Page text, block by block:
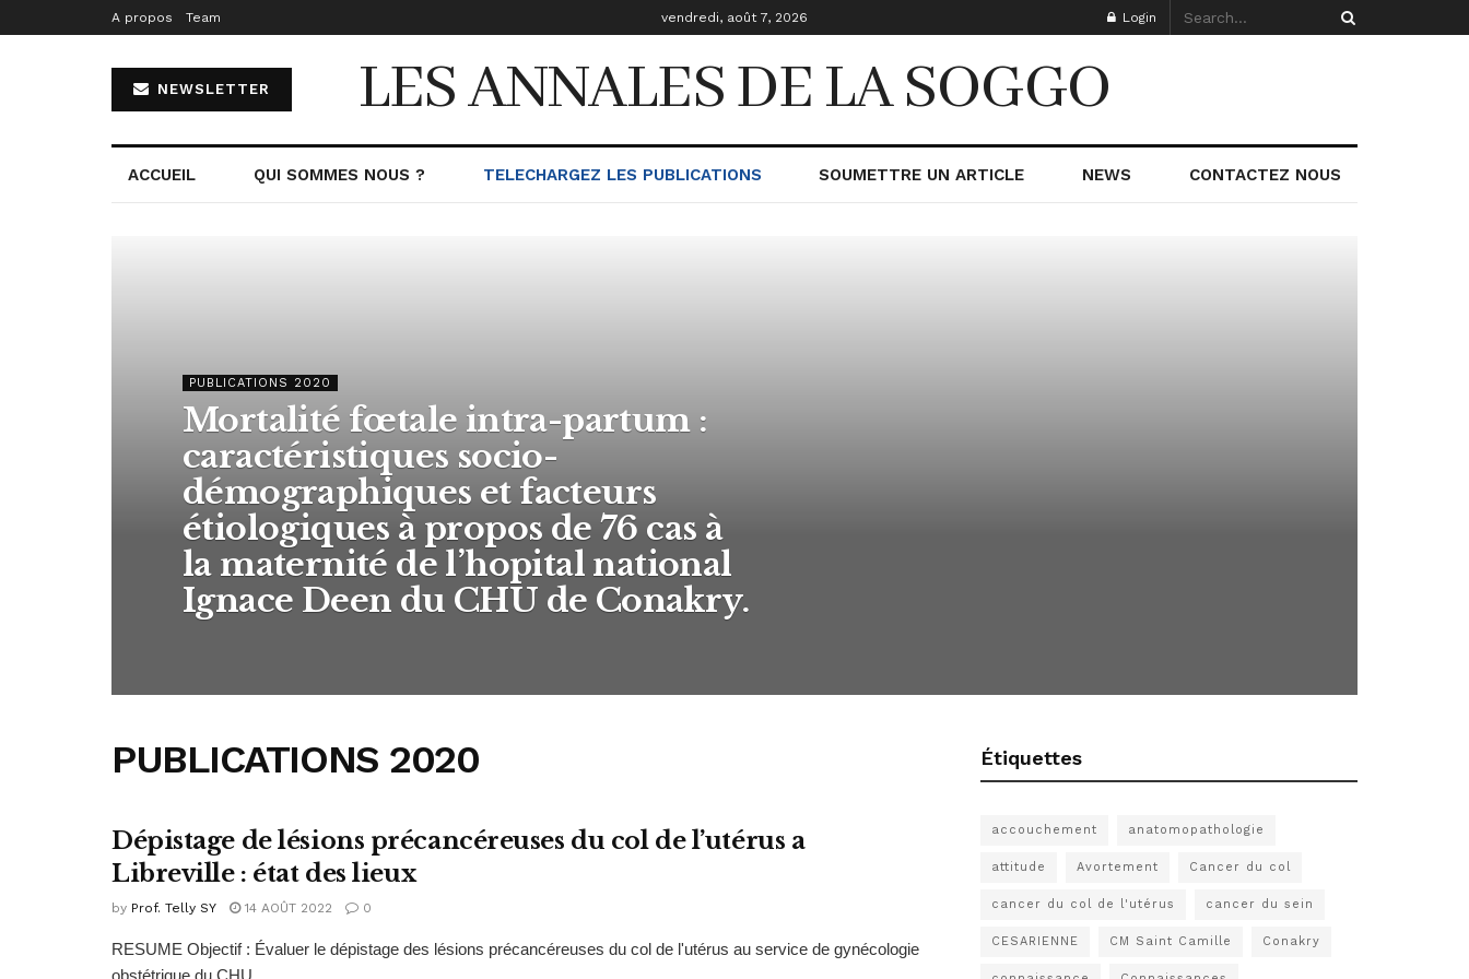
A propos Team vendredi, août 7, 2026 Login
NEWSLETTER LES ANNALES DE LA SOGGO
ACCUEIL QUI SOMMES NOUS ? TELECHARGEZ LES PUBLICATIONS SOUMETTRE UN ARTICLE NEWS CONTACTEZ NOUS
PUBLICATIONS 2020
Mortalité fœtale intra-partum :
caractéristiques socio-
démographiques et facteurs
étiologiques à propos de 76 cas à
la maternité de l’hopital national
Ignace Deen du CHU de Conakry.
PUBLICATIONS 2020
PUBLICATIONS 2020
Dépistage de lésions précancéreuses du col de l’utérus a
Libreville : état des lieux
by Prof. Telly SY 14 AOÛT 2022 0
RESUME Objectif : Évaluer le dépistage des lésions précancéreuses du col de l'utérus au service de gynécologie
obstétrique du CHU...
Étiquettes
accouchement anatomopathologie
attitude Avortement Cancer du col
cancer du col de l'utérus cancer du sein
CESARIENNE CM Saint Camille Conakry